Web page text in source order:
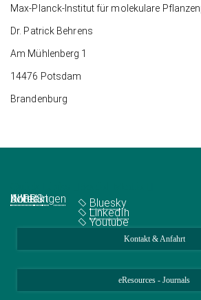
Max-Planck-Institut für molekulare
Dr. Patrick Behrens
Am Mühlenberg 1
14476 Potsdam
Brandenburg
Abteilungen
IMPRS
Jobs
Kontakt
Bluesky
LinkedIn
Youtube
Kontakt & Anfahrt
eResources - Journals